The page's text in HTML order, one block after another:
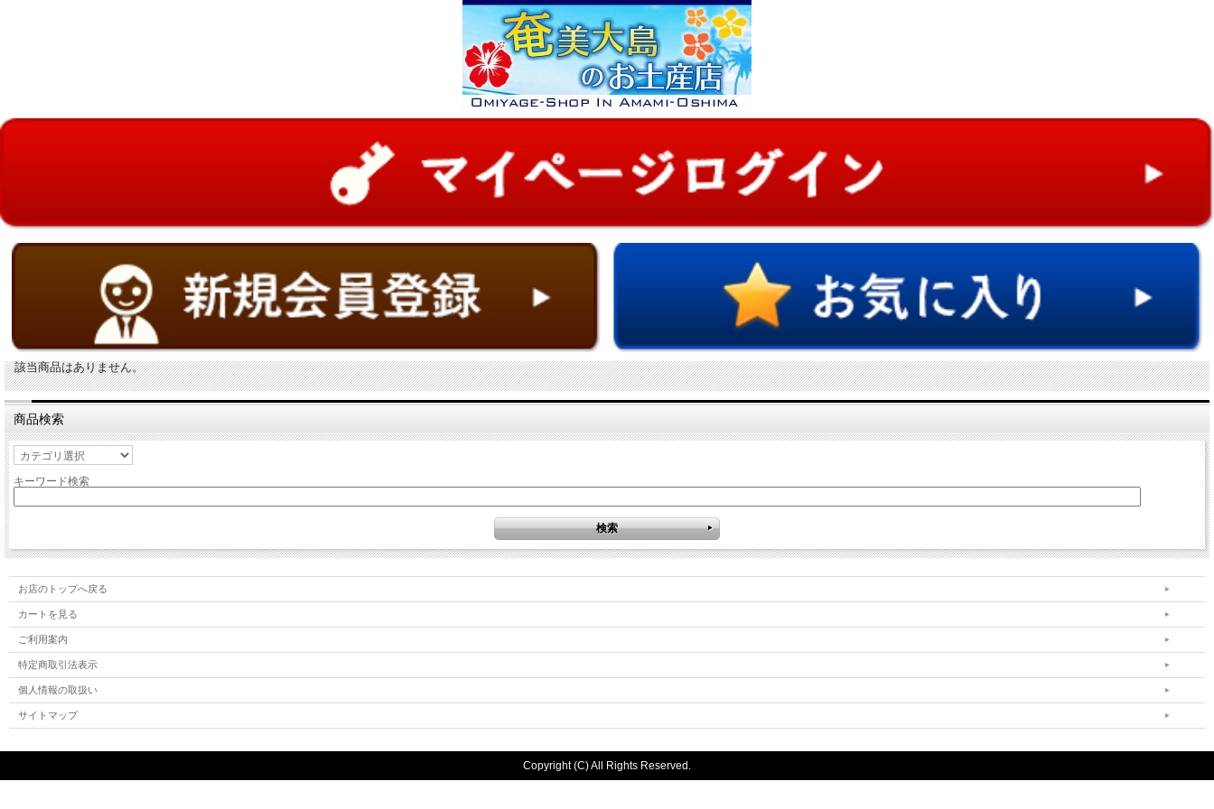
該当商品はありません。
商品検索
キーワード検索
お店のトップへ戻る
カートを見る
ご利用案内
特定商取引法表示
個人情報の取扱い
サイトマップ
Copyright (C) All Rights Reserved.